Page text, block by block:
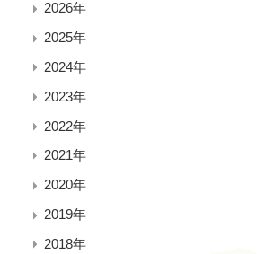
2026年
2025年
2024年
2023年
2022年
2021年
2020年
2019年
2018年